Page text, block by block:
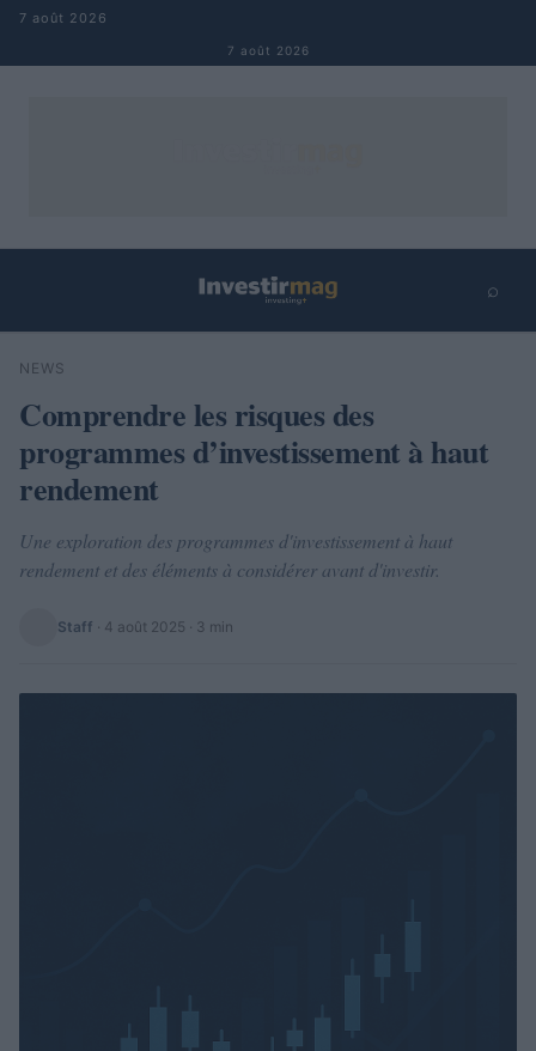
Aller au contenu
7 août 2026
7 août 2026
⌕
Rechercher
NEWS
Comprendre les risques des
programmes d’investissement à haut
rendement
Une exploration des programmes d'investissement à haut
rendement et des éléments à considérer avant d'investir.
Staff · 4 août 2025 · 3 min